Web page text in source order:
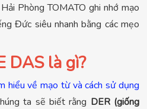
Phòng TOMATO ghi nhớ mạo
Đức siêu nhanh bằng các mẹo
DAS là gì?
hiểu về mạo từ và cách sử dụng
ta sẽ biết rằng DER (giống